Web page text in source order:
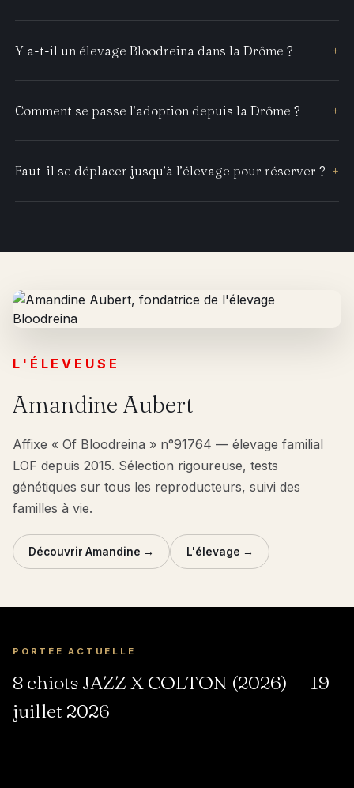
Y a-t-il un élevage Bloodreina dans la Drôme ? +
Comment se passe l’adoption depuis la Drôme ? +
Faut-il se déplacer jusqu’à l’élevage pour réserver ? +
L'ÉLEVEUSE
Amandine Aubert
Affixe « Of Bloodreina » n°91764 — élevage familial
LOF depuis 2015. Sélection rigoureuse, tests
génétiques sur tous les reproducteurs, suivi des
familles à vie.
Découvrir Amandine → L'élevage →
PORTÉE ACTUELLE
8 chiots JAZZ X COLTON (2026) — 19
juillet 2026